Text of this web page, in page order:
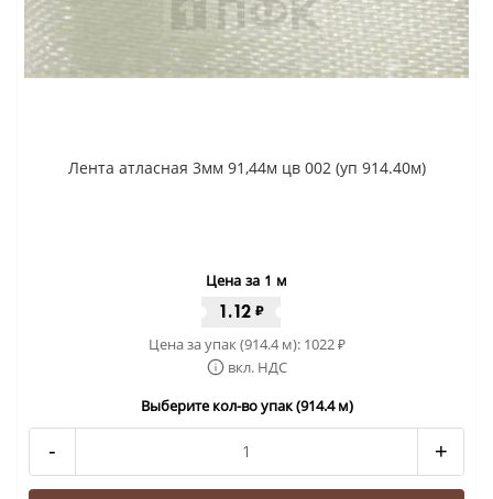
Лента атласная 3мм 91,44м цв 002 (уп 914.40м)
Цена за 1 м
1.12 ₽
Цена за упак (914.4 м): 1022₽
вкл. НДС
Выберите кол-во упак (914.4 м)
- +